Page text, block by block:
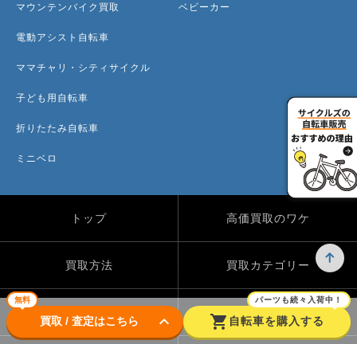
無料
買取 / 査定はこちら keyboard_arrow_down shopping_cart
パーツも続々入荷中！
自転車を購入する
マウンテンバイク買取
電動アシスト自転車
ママチャリ・シティサイクル
子ども用自転車
折りたたみ自転車
ミニベロ
ベビーカー
トップ 高価買取のワケ
買取方法 買取カテゴリー
買取実績 自転車のコラム